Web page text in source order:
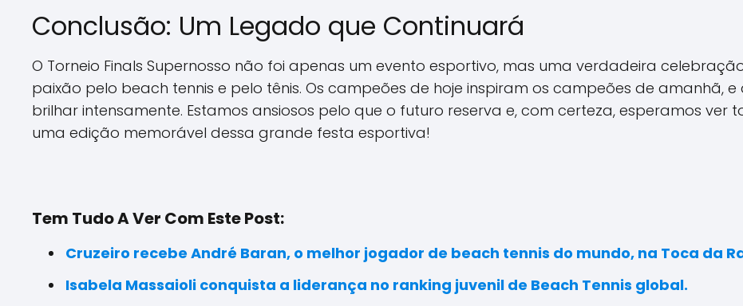
Conclusão: Um Legado que Continuará
O Torneio Finals Supernosso não foi apenas um evento esportivo, mas uma verdadeira
paixão pelo beach tennis e pelo tênis. Os campeões de hoje inspiram os campeões de amanhã,
brilhar intensamente. Estamos ansiosos pelo que o futuro reserva e, com certeza, esperamos
uma edição memorável dessa grande festa esportiva!
Tem Tudo A Ver Com Este Post:
Cruzeiro recebe André Baran, o melhor jogador de beach tennis do mundo, na Toca da
Isabela Massaioli conquista a liderança no ranking juvenil de Beach Tennis global.